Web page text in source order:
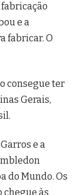
e a
fabricar. O
consegue ter
Gerais,
e a
do Mundo. Os
chegue às